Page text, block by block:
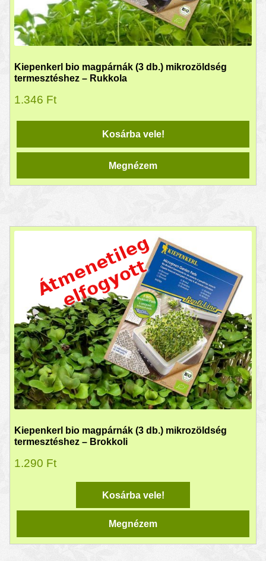
Kiepenkerl bio magpárnák (3 db.) mikrozöldség
termesztéshez – Rukkola
1.346 Ft
Kosárba vele!
Megnézem
Kiepenkerl bio magpárnák (3 db.) mikrozöldség
termesztéshez – Brokkoli
1.290 Ft
Kosárba vele!
Megnézem